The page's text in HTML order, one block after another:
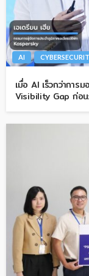
AI
เมื่อ AI เร็วกว่ากา
Visibility Gap ก่อน